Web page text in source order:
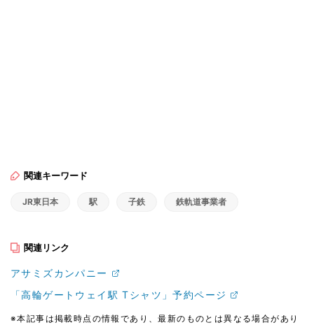
関連キーワード
JR東日本 駅 子鉄 鉄軌道事業者
関連リンク
アサミズカンパニー
「高輪ゲートウェイ駅 Tシャツ」予約ページ
※本記事は掲載時点の情報であり、最新のものとは異なる場合があり